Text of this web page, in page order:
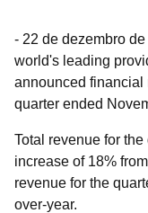
- 22 de dezembro
world's leading
announced financial
quarter ended
Total revenue for
increase of 18%
revenue for the
over-year.